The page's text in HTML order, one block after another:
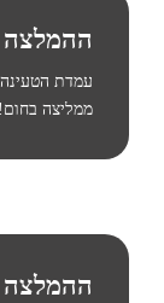
ההמלצה
עמדת
ממליצה בחום!
ההמלצה